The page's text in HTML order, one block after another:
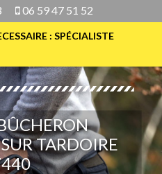
06 59 47 51 52
: SPÉCIALISTE
TARDOIRE